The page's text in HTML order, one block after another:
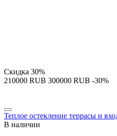
Скидка 30%
‍210000‍ RUB ‍300000‍ RUB -30%
Теплое остекление террасы и
В наличии